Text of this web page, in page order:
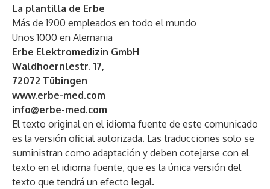
La plantilla de Erbe
Más de 1900 empleados en todo el mundo
Unos 1000 en Alemania
Erbe Elektromedizin GmbH
Waldhoernlestr. 17,
72072 Tübingen
www.erbe-med.com
info@erbe-med.com
El texto original en el idioma fuente de este comunicado
es la versión oficial autorizada. Las traducciones solo se
suministran como adaptación y deben cotejarse con el
texto en el idioma fuente, que es la única versión del
texto que tendrá un efecto legal.